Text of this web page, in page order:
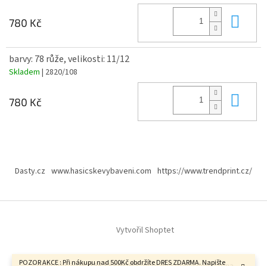
POZOR AKCE : Při nákupu nad 500Kč obdržíte DRES ZDARMA. Napište
780 Kč
barvy: 78 růže, velikosti: 11/12
Skladem | 2820/108
780 Kč
Dasty.cz www.hasicskevybaveni.com https://www.trendprint.cz/
Vytvořil Shoptet